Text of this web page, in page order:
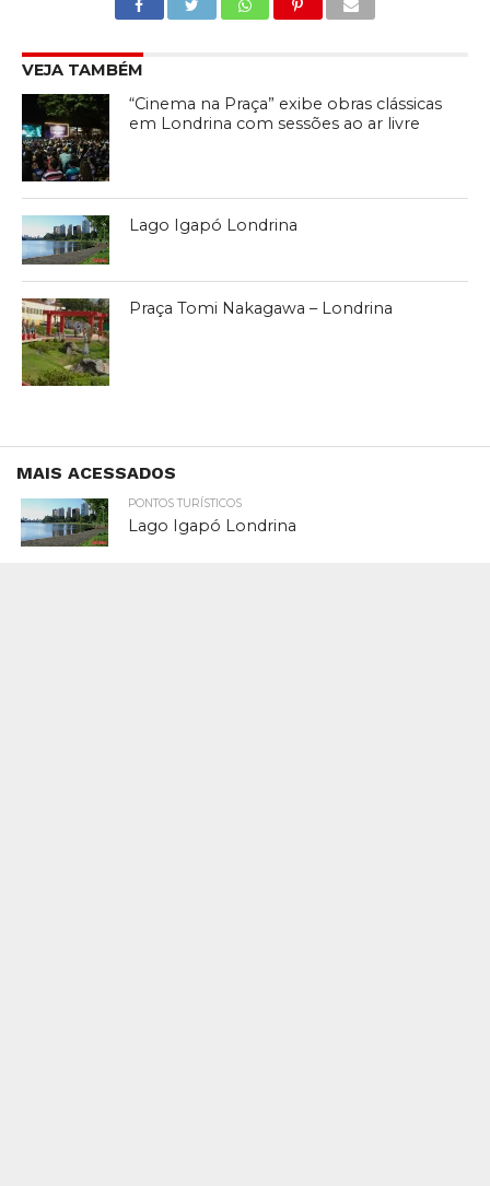
VEJA TAMBÉM
“Cinema na Praça” exibe obras clássicas
em Londrina com sessões ao ar livre
Lago Igapó Londrina
Praça Tomi Nakagawa – Londrina
MAIS ACESSADOS
PONTOS TURÍSTICOS
Lago Igapó Londrina